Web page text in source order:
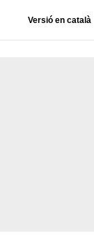
Versió en català